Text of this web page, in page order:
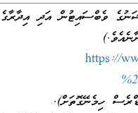
ވެބްސައިޓުން އަދި އިދާރާގެ
https://
ހިމެނޭގޮތަށް).